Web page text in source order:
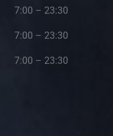
7:00 – 23:30
7:00 – 23:30
7:00 – 23:30